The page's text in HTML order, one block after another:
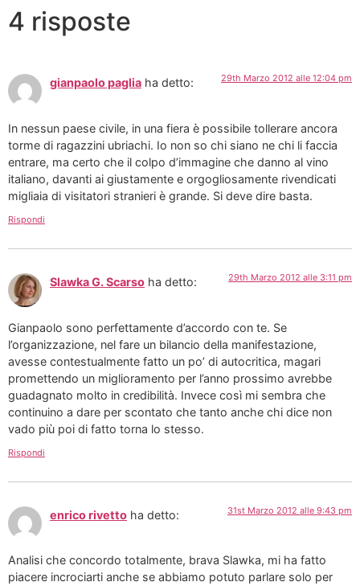
4 risposte
gianpaolo paglia ha detto: 29th Marzo 2012 alle 12:04 pm
In nessun paese civile, in una fiera è possibile tollerare ancora
torme di ragazzini ubriachi. Io non so chi siano ne chi li faccia
entrare, ma certo che il colpo d’immagine che danno al vino
italiano, davanti ai giustamente e orgogliosamente rivendicati
migliaia di visitatori stranieri è grande. Si deve dire basta.
Rispondi
Slawka G. Scarso ha detto: 29th Marzo 2012 alle 3:11 pm
Gianpaolo sono perfettamente d’accordo con te. Se
l’organizzazione, nel fare un bilancio della manifestazione,
avesse contestualmente fatto un po’ di autocritica, magari
promettendo un miglioramento per l’anno prossimo avrebbe
guadagnato molto in credibilità. Invece così mi sembra che
continuino a dare per scontato che tanto anche chi dice non
vado più poi di fatto torna lo stesso.
Rispondi
enrico rivetto ha detto: 31st Marzo 2012 alle 9:43 pm
Analisi che concordo totalmente, brava Slawka, mi ha fatto
piacere incrociarti anche se abbiamo potuto parlare solo per